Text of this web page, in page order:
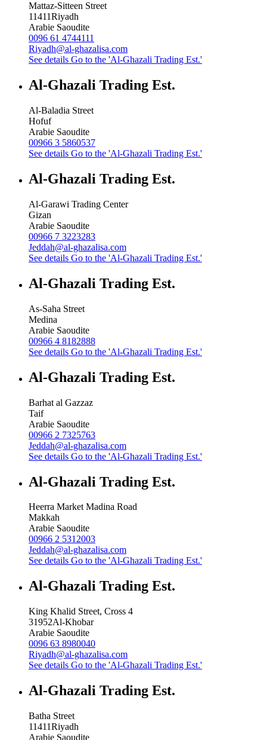
Mattaz-Sitteen Street
11411Riyadh
Arabie Saoudite
0096 61 4744111
Riyadh@al-ghazalisa.com
See details Go to the 'Al-Ghazali Trading Est.'
Al-Ghazali Trading Est.
Al-Baladia Street
Hofuf
Arabie Saoudite
00966 3 5860537
See details Go to the 'Al-Ghazali Trading Est.'
Al-Ghazali Trading Est.
Al-Garawi Trading Center
Gizan
Arabie Saoudite
00966 7 3223283
Jeddah@al-ghazalisa.com
See details Go to the 'Al-Ghazali Trading Est.'
Al-Ghazali Trading Est.
As-Saha Street
Medina
Arabie Saoudite
00966 4 8182888
See details Go to the 'Al-Ghazali Trading Est.'
Al-Ghazali Trading Est.
Barhat al Gazzaz
Taif
Arabie Saoudite
00966 2 7325763
Jeddah@al-ghazalisa.com
See details Go to the 'Al-Ghazali Trading Est.'
Al-Ghazali Trading Est.
Heerra Market Madina Road
Makkah
Arabie Saoudite
00966 2 5312003
Jeddah@al-ghazalisa.com
See details Go to the 'Al-Ghazali Trading Est.'
Al-Ghazali Trading Est.
King Khalid Street, Cross 4
31952Al-Khobar
Arabie Saoudite
0096 63 8980040
Riyadh@al-ghazalisa.com
See details Go to the 'Al-Ghazali Trading Est.'
Al-Ghazali Trading Est.
Batha Street
11411Riyadh
Arabie Saoudite